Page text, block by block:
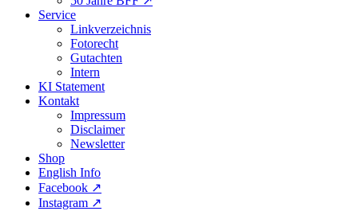
Service
Linkverzeichnis
Fotorecht
Gutachten
Intern
KI Statement
Kontakt
Impressum
Disclaimer
Newsletter
Shop
English Info
Facebook ↗︎
Instagram ↗︎